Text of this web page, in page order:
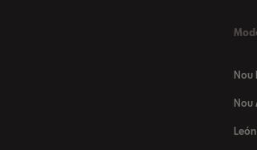
Nou
Nou
León